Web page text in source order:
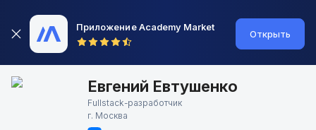
Приложение Academy Market
Открыть
Евгений Евтушенко
Fullstack-разработчик
г. Москва